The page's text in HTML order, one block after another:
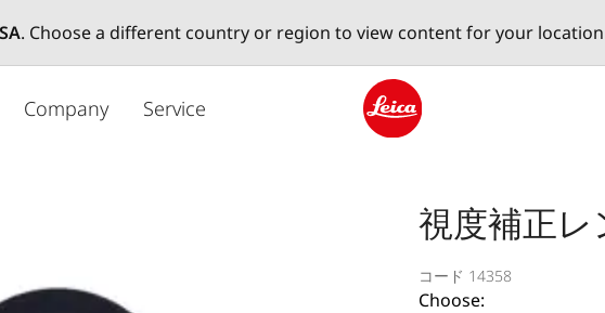
. Choose a different country or region to view content for your
Company Service
視度補正
コード 14358
Choose: